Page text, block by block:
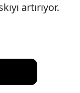
artırıyor.